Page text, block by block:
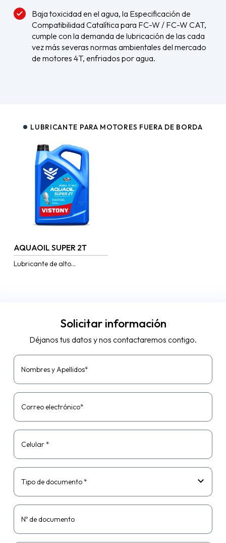
Baja toxicidad en el agua, la Especificación de
Compatibilidad Catalítica para FC-W / FC-W CAT,
cumple con la demanda de lubricación de las cada
vez más severas normas ambientales del mercado
de motores 4T, enfriados por agua.
LUBRICANTE PARA MOTORES FUERA DE BORDA
AQUAOIL SUPER 2T
Lubricante de alto
Solicitar información
Déjanos tus datos y nos contactaremos contigo.
Nombres y Apellidos*
Correo electrónico*
Celular *
Tipo de documento *
Nº de documento